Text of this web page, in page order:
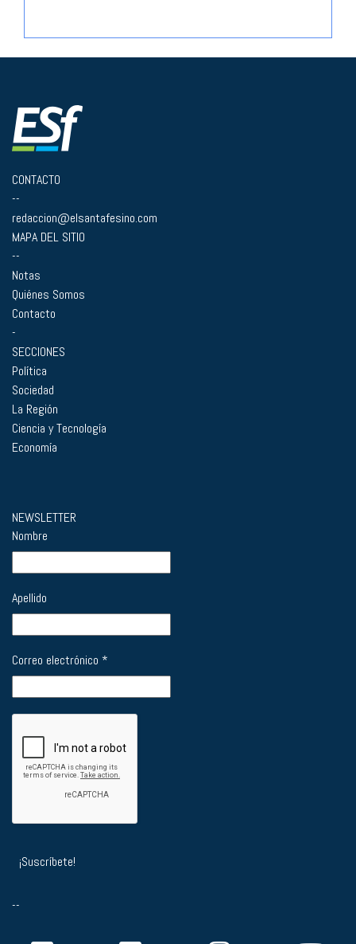
CONTACTO
--
redaccion@elsantafesino.com
MAPA DEL SITIO
--
Notas
Quiénes Somos
Contacto
-
SECCIONES
Política
Sociedad
La Región
Ciencia y Tecnología
Economía
NEWSLETTER
Nombre
Apellido
Correo electrónico *
--